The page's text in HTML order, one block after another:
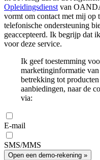
Opleidingsdienst van
vormt om contact met mij op
telefonische ondersteuning
geaccepteerd. Ik begrijp dat
voor deze service.
Ik geef toestemming
marketinginformatie
betrekking tot
aanbiedingen, naar de
via:
E-mail
SMS/MMS
Open een demo-rekening »